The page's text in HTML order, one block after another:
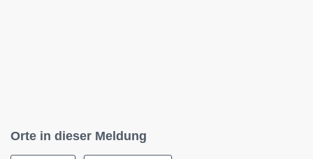
Orte in dieser Meldung